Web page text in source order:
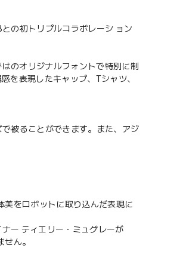
の初トリプルコラボレーシ ョン
のオリジナルフォントで特別に制
を表現したキャップ、Tシャツ、
被ることができます。また、アジ
をロボットに取り込んだ表現に
ー ティエリー・ミュグレーが
ん。